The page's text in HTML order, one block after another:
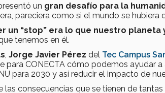
un gran desafío para la
pareciera como si el mundo se hubiera
un “stop” era lo que nuestro
tenemos en él.
Jorge Javier Pérez del Tec Campus
para CONECTA cómo podemos ayudar
para 2030 y así reducir el impacto de
las consecuencias que se tienen de